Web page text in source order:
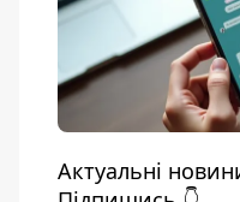
Актуальні